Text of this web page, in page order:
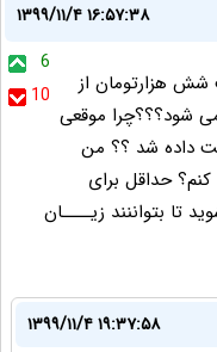
۱۳۹۹/۱۱/۴ ۱۶:۵۷:۳۸
6
10
شش هزارتومان از
می شود؟؟؟چرا موقعی
حمایت داده شد ؟؟ من
کنم؟ حداقل برای
تا بتواننند زیــــان
۱۳۹۹/۱۱/۴ ۱۹:۳۷:۵۸